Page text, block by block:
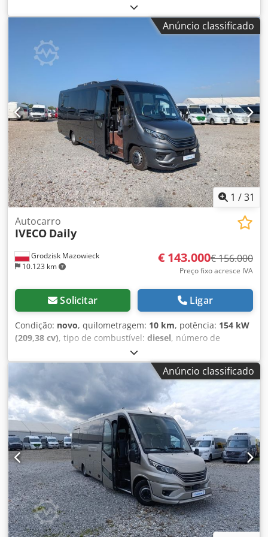
, tipo de engrenagem:
Ano de fabrico:2026, Equipamento:ABS, programa
, Mercedes-Benz Sprinter
519 16 lugares sentados + 10 lugares em pé A Mercus tem
mais de 15 anos de experiência na fabricação de
autocarros e é a maior produtora na Polónia. Oferecemos
uma vasta gama de veículos prontos para entrega, com
mais de 100 autocarros novos no nosso parque.
Fornecemos toda a documentação necessária para registar
o nosso autocarro no seu país. IMPOSTO DE EXPORTAÇÃO:
0% Csdjyiihxjpfx Amyjha Contacto: Marcin Opon (inglês,
polaco, russo)
Anúncio classificado
1 /31
Grodzisk Mazowieck
10.123 km
Autocarro
IVECO Daily
€ 143.000€ 156.000
Preço fixo acresce IVA
Solicitar Ligar
Condição: novo, quilometragem: 10 km, potência: 154 kW
(209,38 cv), tipo de combustível: diesel, número de
, tipo de engrenagem:
cinzento, Ano de fabrico:2026, Iveco Daily 35 lugares
Equipamento: - Bancos MERCUS, totalmente ajustáveis,
com apoios de braço - Vidros duplos, panorâmicos -
Bagageiros turísticos com kits de serviço individuais - Ar
condicionado no teto - Ar condicionado dianteiro para o
condutor - Aquecimento de estacionamento - Multimédia:
monitor de 17"/rádio/navegador/DVD/CD/MP3/microfone -
Câmara traseira - Tomadas USB (para carregamento) -
Entrada rebaixada e abertura elétrica da porta - Pacote
cromado A Mercus tem mais de 15 anos de experiência na
fabricação de autocarros, sendo a maior produtora na
Polónia. Oferecemos uma vasta gama de veículos prontos
para utilização, com mais de 100 autocarros novos no
nosso parque. Todos os documentos necessários para
Anúncio classificado